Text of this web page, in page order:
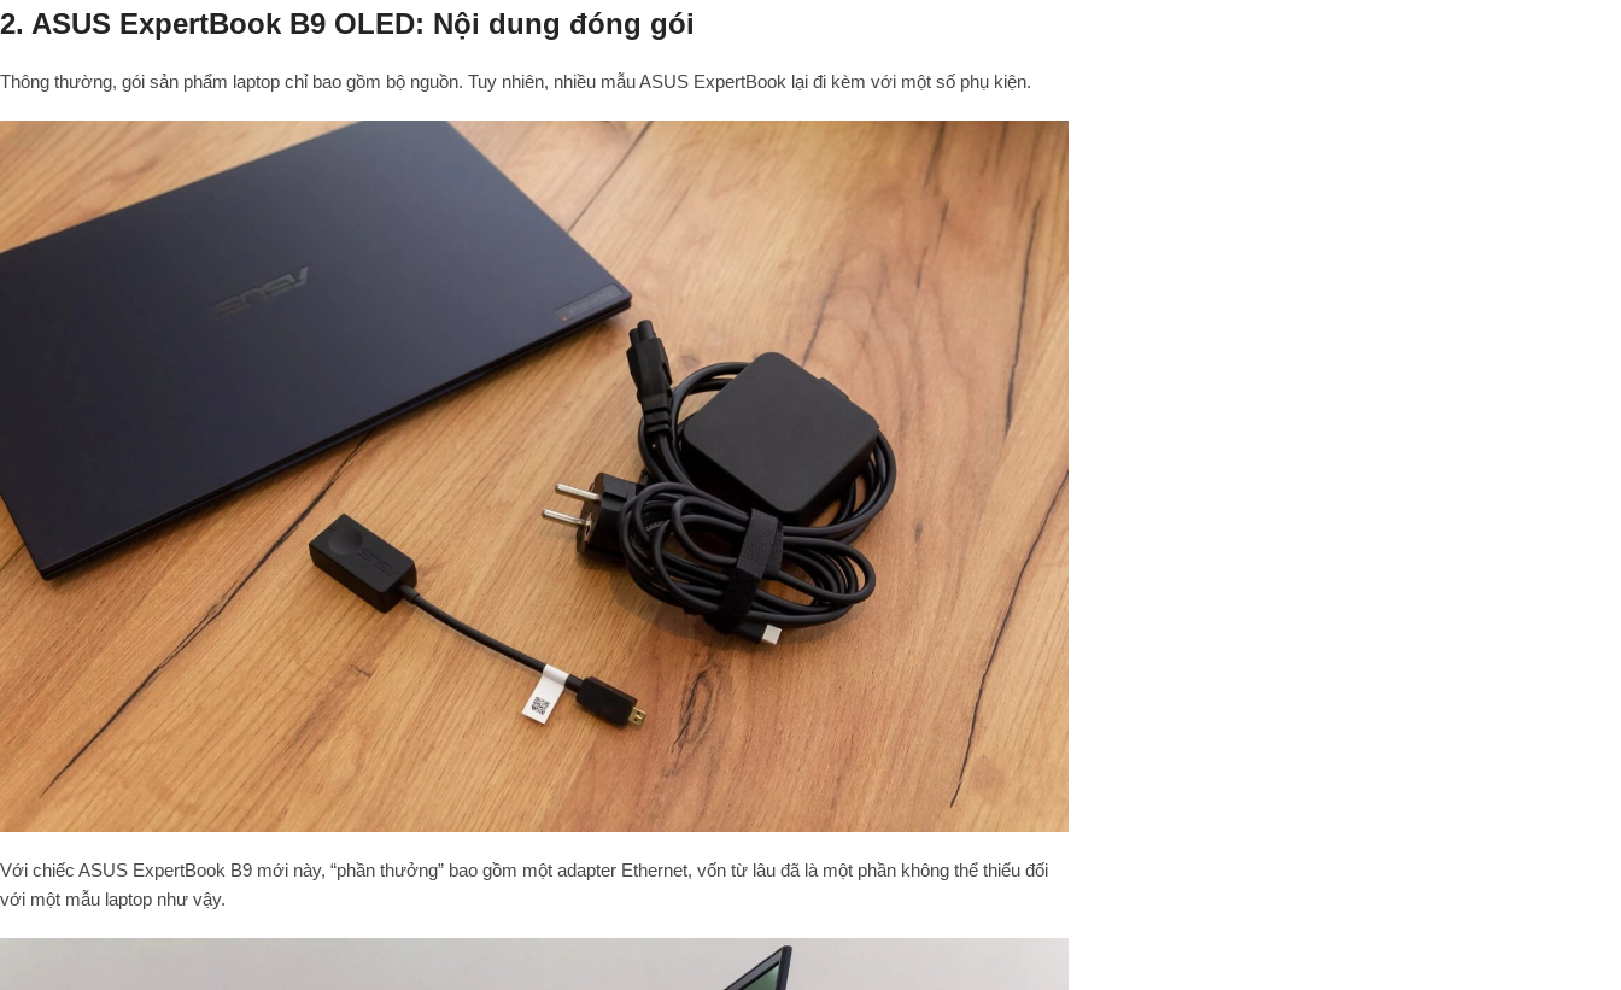
2. ASUS ExpertBook B9 OLED: Nội dung đóng gói
Thông thường, gói sản phẩm laptop chỉ bao gồm bộ nguồn. Tuy nhiên, nhiều mẫu ASUS ExpertBook lại đi kèm với một số phụ kiện.
Với chiếc ASUS ExpertBook B9 mới này, “phần thưởng” bao gồm một adapter Ethernet, vốn từ lâu đã là một phần không thể thiếu đối
với một mẫu laptop như vậy.